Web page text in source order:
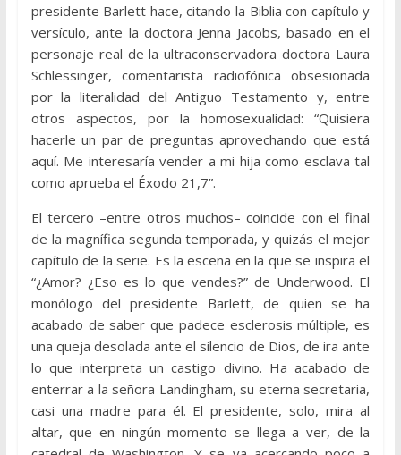
presidente Barlett hace, citando la Biblia con capítulo y
versículo, ante la doctora Jenna Jacobs, basado en el
personaje real de la ultraconservadora doctora Laura
Schlessinger, comentarista radiofónica obsesionada
por la literalidad del Antiguo Testamento y, entre
otros aspectos, por la homosexualidad: “Quisiera
hacerle un par de preguntas aprovechando que está
aquí. Me interesaría vender a mi hija como esclava tal
como aprueba el Éxodo 21,7”.
El tercero –entre otros muchos– coincide con el final
de la magnífica segunda temporada, y quizás el mejor
capítulo de la serie. Es la escena en la que se inspira el
“¿Amor? ¿Eso es lo que vendes?” de Underwood. El
monólogo del presidente Barlett, de quien se ha
acabado de saber que padece esclerosis múltiple, es
una queja desolada ante el silencio de Dios, de ira ante
lo que interpreta un castigo divino. Ha acabado de
enterrar a la señora Landingham, su eterna secretaria,
casi una madre para él. El presidente, solo, mira al
altar, que en ningún momento se llega a ver, de la